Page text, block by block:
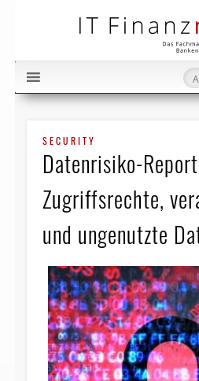
SECURITY
Datenrisiko-
Zugriffsrechte,
und ungenutzte